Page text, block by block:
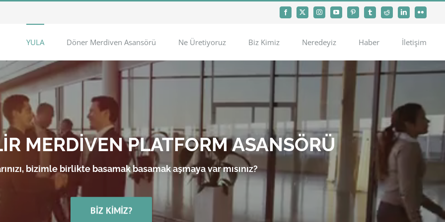
Facebook
X InstagramYouTubePinterestTumblrReddit LinkedInFlickr
YULA Döner Merdiven Asansörü Ne Üretiyoruz Biz Kimiz Neredeyiz Haber İletişim
MERDİVEN PLATFORM ASANSÖRÜ
bizimle birlikte basamak basamak aşmaya var mısınız?
BIZ KIMIZ?